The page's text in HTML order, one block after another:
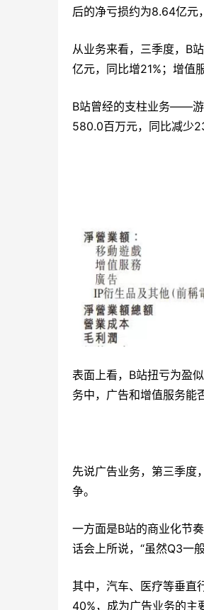
后的净亏损约为8.64亿元
从业务来看，三季度，B
亿元，同比增21%；增值
B站曾经的支柱业务——游
580.0百万元，同比减少
表面上看，B站扭亏为盈
务中，广告和增值服务能
先说广告业务，第三季度
争。
一方面是B站的商业化节
话会上所说，“虽然Q3一
其中，汽车、医疗等垂直
40%，成为广告业务的主